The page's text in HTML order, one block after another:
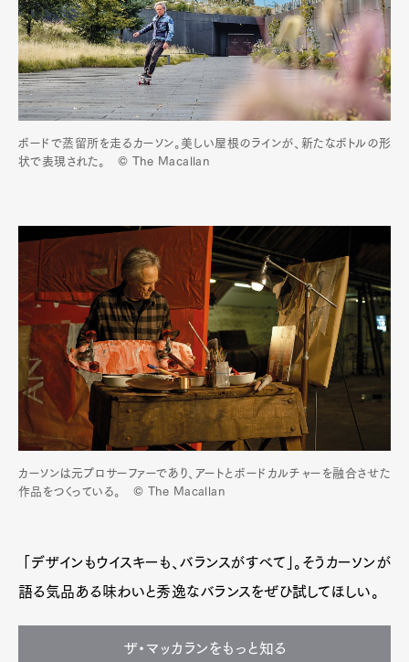
ボードで蒸留所を走るカーソン。美しい屋根のラインが、新たなボトルの形
状で表現された。 © The Macallan
カーソンは元プロサーファーであり、アートとボードカルチャーを融合させた
作品をつくっている。 © The Macallan
「デザインもウイスキーも、バランスがすべて」。そうカーソンが
語る気品ある味わいと秀逸なバランスをぜひ試してほしい。
ザ・マッカランをもっと知る